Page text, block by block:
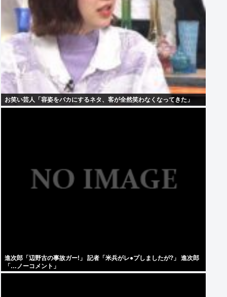
お笑い芸人「容姿をバカにするネタ、客が全然笑わなくなってきた」
進次郎「辺野古の事故ガー!」 記者「米兵がレ●プしましたが?」 進次郎
「…ノーコメント」